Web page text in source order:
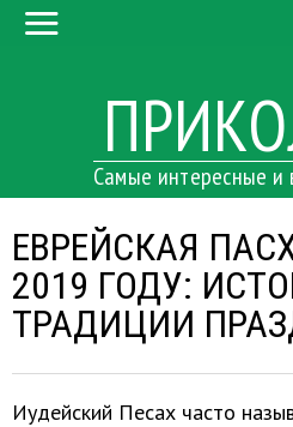
Самые интересные и
ЕВРЕЙСКАЯ
2019 ГОДУ:
ТРАДИЦИИ
Иудейский Песах часто